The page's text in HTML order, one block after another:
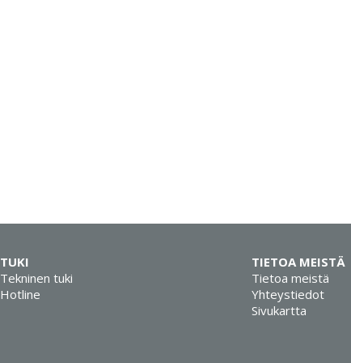
TUKI
Tekninen tuki
Hotline
TIETOA MEISTÄ
Tietoa meistä
Yhteystiedot
Sivukartta